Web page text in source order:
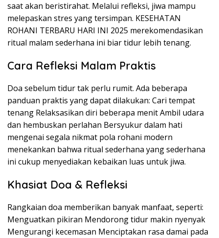
saat akan beristirahat. Melalui refleksi, jiwa mampu
melepaskan stres yang tersimpan. KESEHATAN
ROHANI TERBARU HARI INI 2025 merekomendasikan
ritual malam sederhana ini biar tidur lebih tenang.
Cara Refleksi Malam Praktis
Doa sebelum tidur tak perlu rumit. Ada beberapa
panduan praktis yang dapat dilakukan: Cari tempat
tenang Relaksasikan diri beberapa menit Ambil udara
dan hembuskan perlahan Bersyukur dalam hati
mengenai segala nikmat pola rohani modern
menekankan bahwa ritual sederhana yang sederhana
ini cukup menyediakan kebaikan luas untuk jiwa.
Khasiat Doa & Refleksi
Rangkaian doa memberikan banyak manfaat, seperti:
Menguatkan pikiran Mendorong tidur makin nyenyak
Mengurangi kecemasan Menciptakan rasa damai pada